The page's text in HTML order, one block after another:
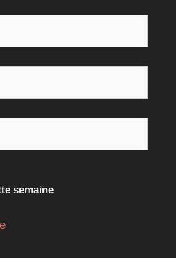
semaine